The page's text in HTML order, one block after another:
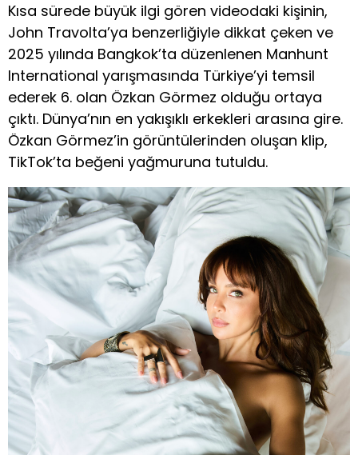
Kısa sürede büyük ilgi gören videodaki kişinin,
John Travolta’ya benzerliğiyle dikkat çeken ve
2025 yılında Bangkok’ta düzenlenen Manhunt
International yarışmasında Türkiye’yi temsil
ederek 6. olan Özkan Görmez olduğu ortaya
çıktı. Dünya’nın en yakışıklı erkekleri arasına gire.
Özkan Görmez’in görüntülerinden oluşan klip,
TikTok’ta beğeni yağmuruna tutuldu.